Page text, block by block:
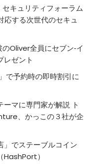
キュリティフォーラム
応する次世代のセキュ
Oliver全員にセブン‐イ
レゼント
で予約時の即時割引に
ーマに専門家が解説 ト
、かっこの３社が企
」でステーブルコイン
HashPort）